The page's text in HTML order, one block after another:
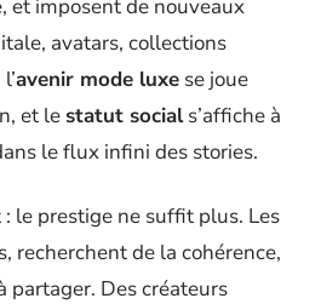
et imposent de nouveaux
avatars, collections
avenir mode luxe se joue
et le statut socials’affiche à
le flux infini des stories.
le prestige ne suffit plus. Les
recherchent de la cohérence,
partager. Des créateurs